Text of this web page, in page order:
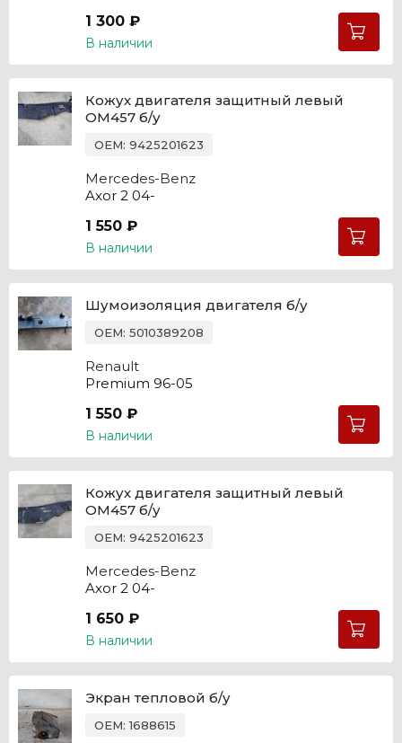
1 300 ₽
В наличии
Кожух двигателя защитный левый
OM457 б/у
OEM: 9425201623
Mercedes-Benz
Axor 2 04-
1 550 ₽
В наличии
Шумоизоляция двигателя б/у
OEM: 5010389208
Renault
Premium 96-05
1 550 ₽
В наличии
Кожух двигателя защитный левый
OM457 б/у
OEM: 9425201623
Mercedes-Benz
Axor 2 04-
1 650 ₽
В наличии
Экран тепловой б/у
OEM: 1688615